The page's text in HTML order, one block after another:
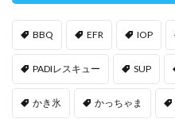
BBQ EFR IOP
PADIレスキュー SUP
かき氷 かっちゃま